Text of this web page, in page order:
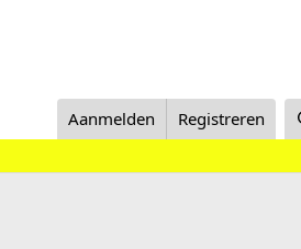
Aanmelden Registreren